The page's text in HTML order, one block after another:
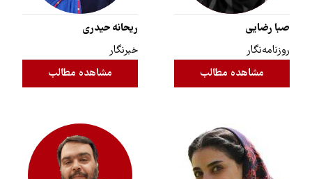
صبا رضایی
روزنامه‌نگار
مشاهده مطالب
ریحانه حیدری
خبرنگار
مشاهده مطالب